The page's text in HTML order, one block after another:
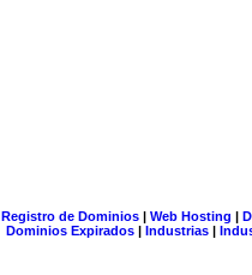
Registro de Dominios| Web Hosting |
Dominios Expirados | Industrias |